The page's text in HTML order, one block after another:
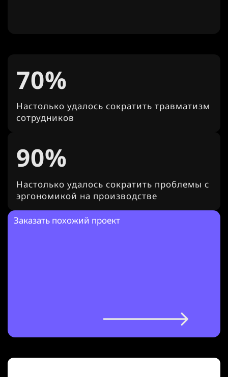
70%
Настолько удалось сократить травматизм
сотрудников
90%
Настолько удалось сократить проблемы с
эргономикой на производстве
Заказать похожий проект